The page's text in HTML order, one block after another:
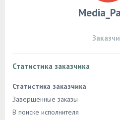
Статистика заказчика
Статистика заказчика
Завершенные заказы
В поиске исполнителя